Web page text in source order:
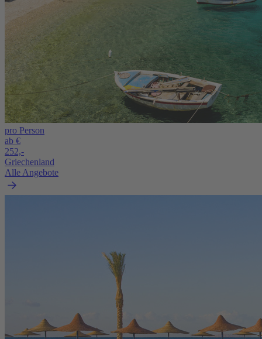
pro Person
ab €
252,-
Griechenland
Alle Angebote